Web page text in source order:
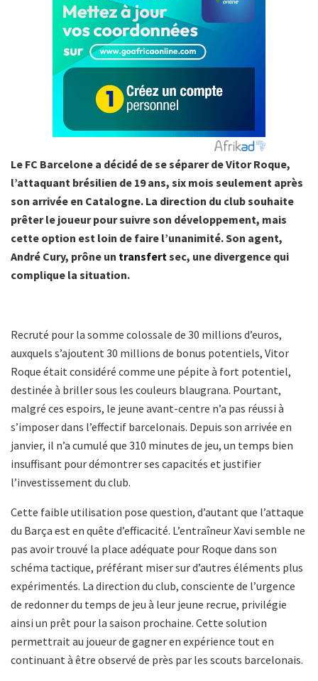
Le FC Barcelone a décidé de se séparer de Vitor Roque,
l’attaquant brésilien de 19 ans, six mois seulement après
son arrivée en Catalogne. La direction du club souhaite
prêter le joueur pour suivre son développement, mais
cette option est loin de faire l’unanimité. Son agent,
André Cury, prône un transfert sec, une divergence qui
complique la situation.
Recruté pour la somme colossale de 30 millions d’euros,
auxquels s’ajoutent 30 millions de bonus potentiels, Vitor
Roque était considéré comme une pépite à fort potentiel,
destinée à briller sous les couleurs blaugrana. Pourtant,
malgré ces espoirs, le jeune avant-centre n’a pas réussi à
s’imposer dans l’effectif barcelonais. Depuis son arrivée en
janvier, il n’a cumulé que 310 minutes de jeu, un temps bien
insuffisant pour démontrer ses capacités et justifier
l’investissement du club.
Cette faible utilisation pose question, d’autant que l’attaque
du Barça est en quête d’efficacité. L’entraîneur Xavi semble ne
pas avoir trouvé la place adéquate pour Roque dans son
schéma tactique, préférant miser sur d’autres éléments plus
expérimentés. La direction du club, consciente de l’urgence
de redonner du temps de jeu à leur jeune recrue, privilégie
ainsi un prêt pour la saison prochaine. Cette solution
permettrait au joueur de gagner en expérience tout en
continuant à être observé de près par les scouts barcelonais.